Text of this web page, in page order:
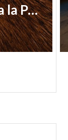
Azienda Agricola Sopra la Panca